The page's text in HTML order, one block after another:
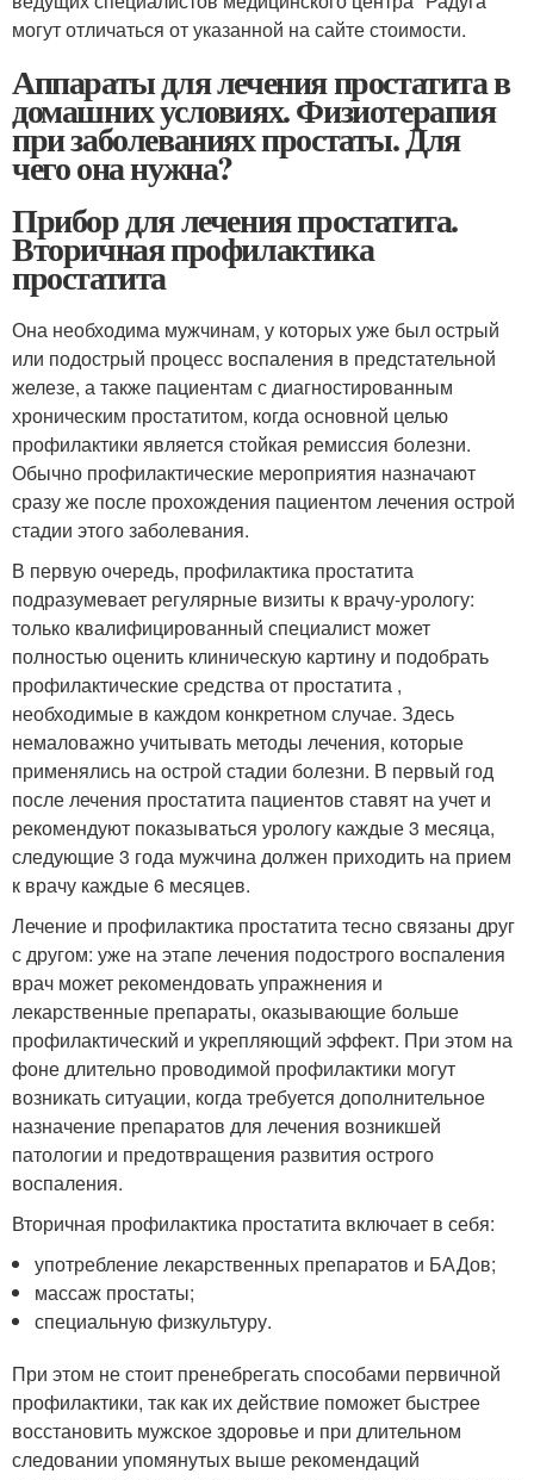
могут отличаться от указанной на сайте стоимости.
Аппараты для лечения простатита в
домашних условиях. Физиотерапия
при заболеваниях простаты. Для
чего она нужна?
Прибор для лечения простатита.
Вторичная профилактика
простатита
Она необходима мужчинам, у которых уже был острый
или подострый процесс воспаления в предстательной
железе, а также пациентам с диагностированным
хроническим простатитом, когда основной целью
профилактики является стойкая ремиссия болезни.
Обычно профилактические мероприятия назначают
сразу же после прохождения пациентом лечения острой
стадии этого заболевания.
В первую очередь, профилактика простатита
подразумевает регулярные визиты к врачу-урологу:
только квалифицированный специалист может
полностью оценить клиническую картину и подобрать
профилактические средства от простатита ,
необходимые в каждом конкретном случае. Здесь
немаловажно учитывать методы лечения, которые
применялись на острой стадии болезни. В первый год
после лечения простатита пациентов ставят на учет и
рекомендуют показываться урологу каждые 3 месяца,
следующие 3 года мужчина должен приходить на прием
к врачу каждые 6 месяцев.
Лечение и профилактика простатита тесно связаны друг
с другом: уже на этапе лечения подострого воспаления
врач может рекомендовать упражнения и
лекарственные препараты, оказывающие больше
профилактический и укрепляющий эффект. При этом на
фоне длительно проводимой профилактики могут
возникать ситуации, когда требуется дополнительное
назначение препаратов для лечения возникшей
патологии и предотвращения развития острого
воспаления.
Вторичная профилактика простатита включает в себя:
употребление лекарственных препаратов и БАДов;
массаж простаты;
специальную физкультуру.
При этом не стоит пренебрегать способами первичной
профилактики, так как их действие поможет быстрее
восстановить мужское здоровье и при длительном
следовании упомянутых выше рекомендаций